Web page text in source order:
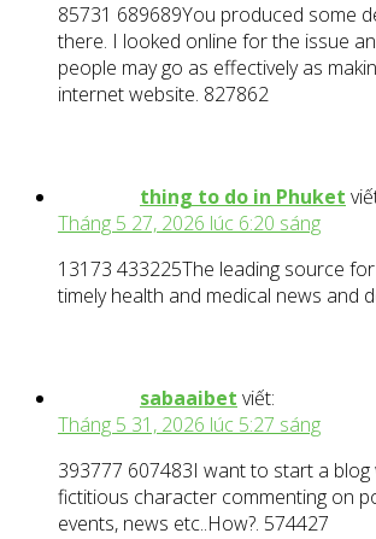
85731 689689You produced some
there. I looked online for the issue
people may go as effectively as
internet website. 827862
thing to do in Phuket
Tháng 5 27, 2026 lúc 6:20 sáng
13173 433225The leading source
timely health and medical news and
sabaaibet viết:
Tháng 5 31, 2026 lúc 5:27 sáng
393777 607483I want to start a blog
fictitious character commenting on
events, news etc..How?. 574427